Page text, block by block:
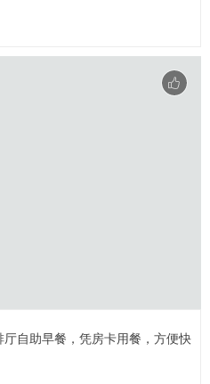
自助早餐，凭房卡用餐，方便快